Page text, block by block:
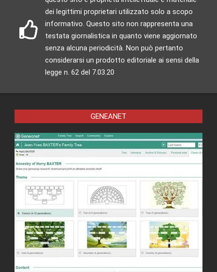
dei legittimi proprietari utilizzato solo a scopo
informativo. Questo sito non rappresenta una
testata giornalistica in quanto viene aggiornato
senza alcuna periodicità. Non può pertanto
considerarsi un prodotto editoriale ai sensi della
legge n. 62 del 7.03.20
GENEANET